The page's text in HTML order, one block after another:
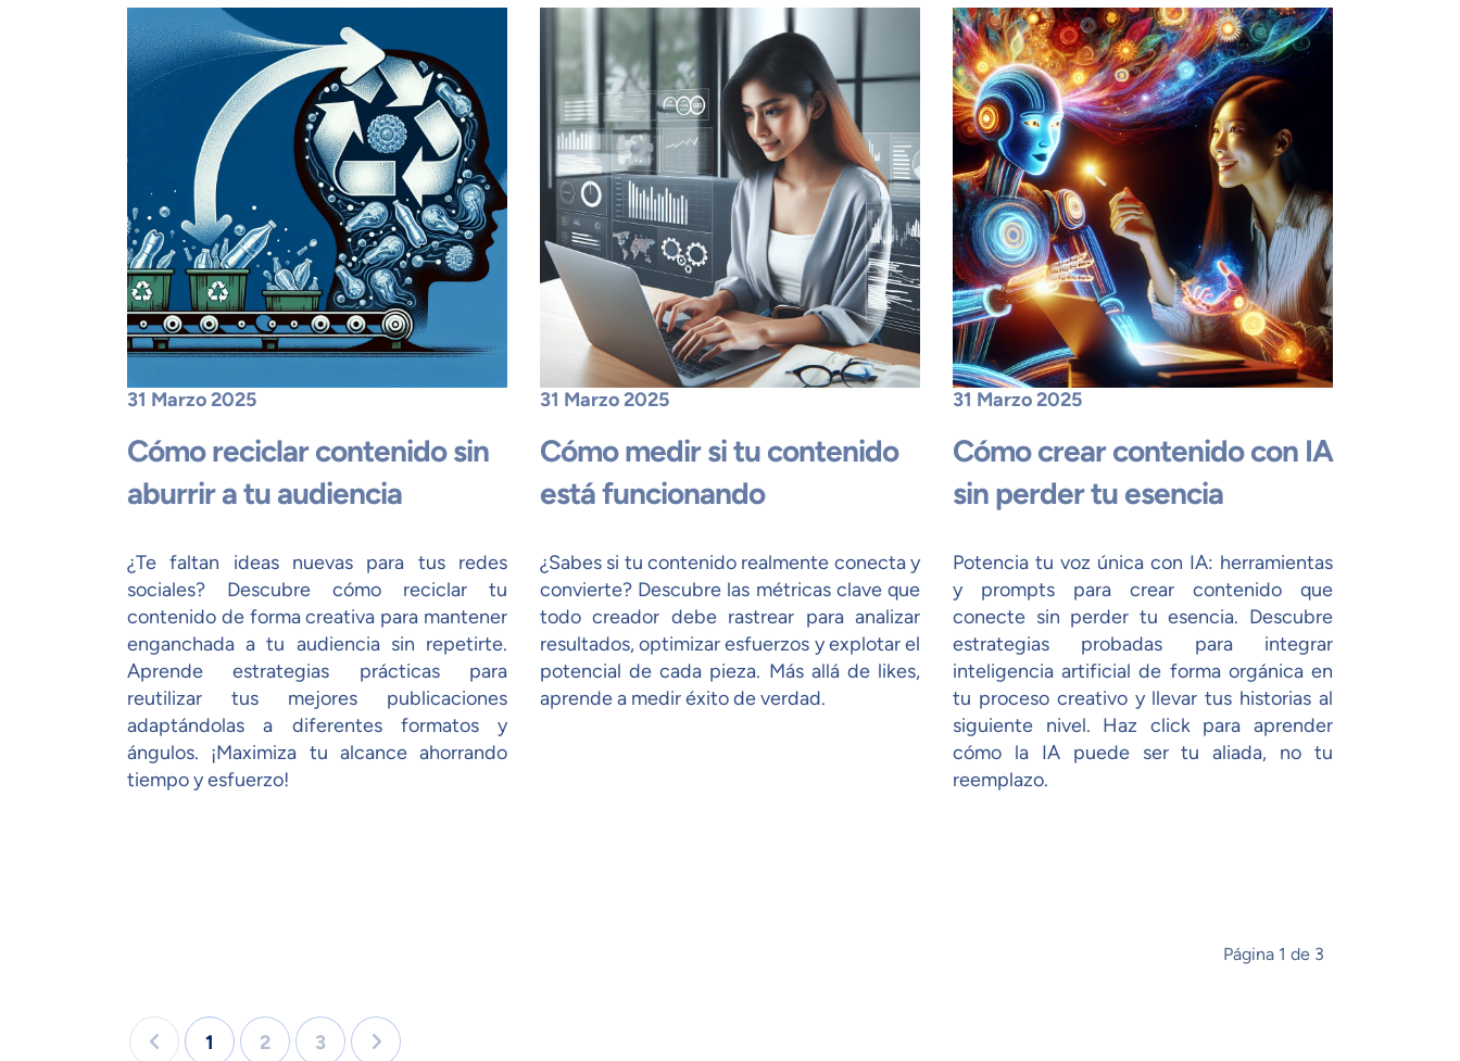
Cómo reciclar contenido sin
aburrir a tu audiencia
31 Marzo 2025
¿Te faltan ideas nuevas para tus redes
sociales? Descubre cómo reciclar tu
contenido de forma creativa para mantener
enganchada a tu audiencia sin repetirte.
Aprende estrategias prácticas para
reutilizar tus mejores publicaciones
adaptándolas a diferentes formatos y
ángulos. ¡Maximiza tu alcance ahorrando
tiempo y esfuerzo!
Cómo medir si tu contenido
está funcionando
31 Marzo 2025
¿Sabes si tu contenido realmente conecta y
convierte? Descubre las métricas clave que
todo creador debe rastrear para analizar
resultados, optimizar esfuerzos y explotar el
potencial de cada pieza. Más allá de likes,
aprende a medir éxito de verdad.
Cómo crear contenido con IA
sin perder tu esencia
31 Marzo 2025
Potencia tu voz única con IA: herramientas
y prompts para crear contenido que
conecte sin perder tu esencia. Descubre
estrategias probadas para integrar
inteligencia artificial de forma orgánica en
tu proceso creativo y llevar tus historias al
siguiente nivel. Haz click para aprender
cómo la IA puede ser tu aliada, no tu
reemplazo.
Página 1 de 3
1 2 3